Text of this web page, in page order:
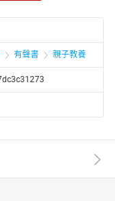
職務非常不OK，因為
偶爾插花參與動畫故
願望就是世界上每一
當過好朋友。
有聲書 親子教養